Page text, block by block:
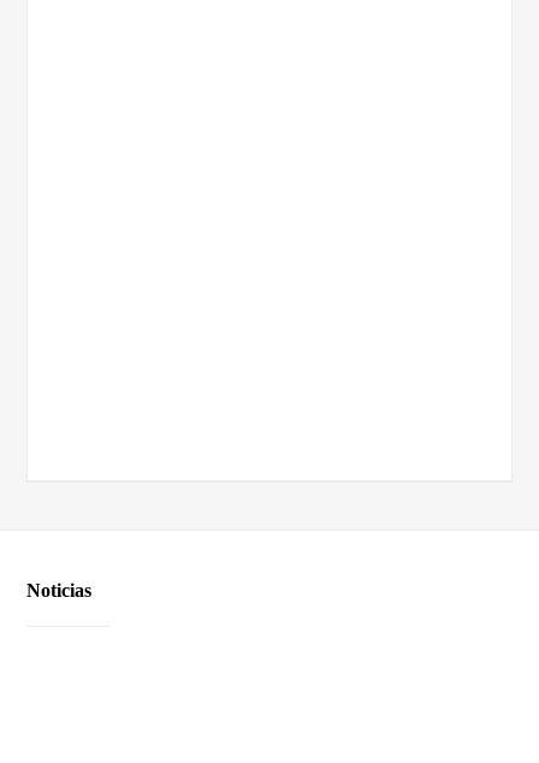
Noticias